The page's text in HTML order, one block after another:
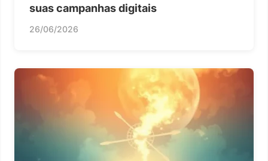
suas campanhas digitais
26/06/2026